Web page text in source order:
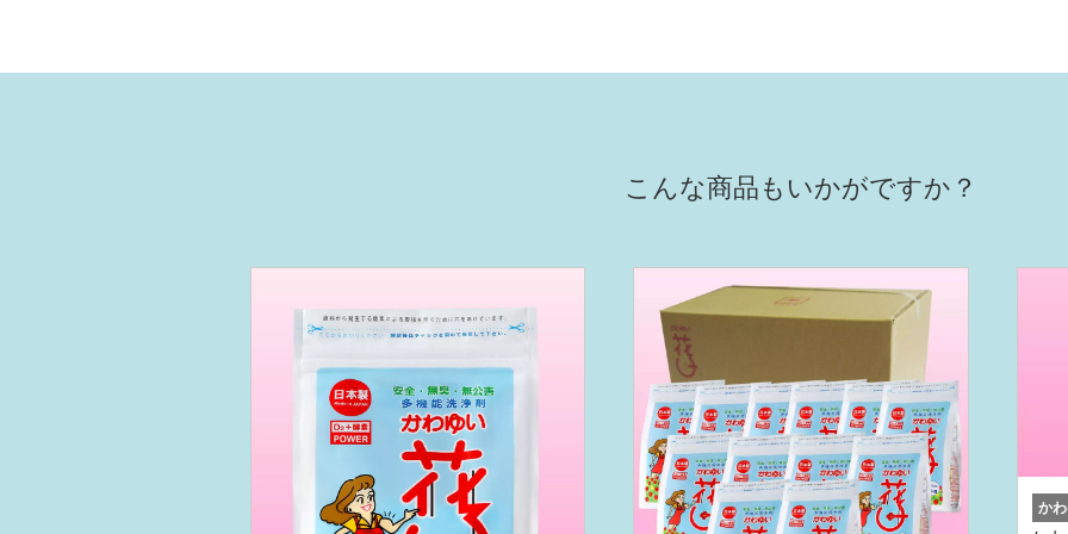
こんな商品もいかがですか？
か